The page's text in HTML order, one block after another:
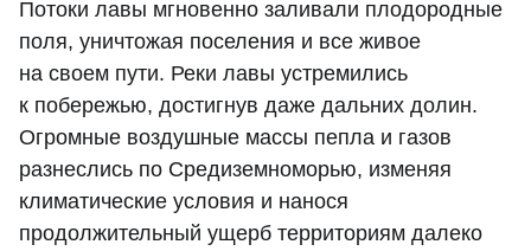
Потоки лавы мгновенно заливали плодородные
поля, уничтожая поселения и все живое
на своем пути. Реки лавы устремились
к побережью, достигнув даже дальних долин.
Огромные воздушные массы пепла и газов
разнеслись по Средиземноморью, изменяя
климатические условия и нанося
продолжительный ущерб территориям далеко